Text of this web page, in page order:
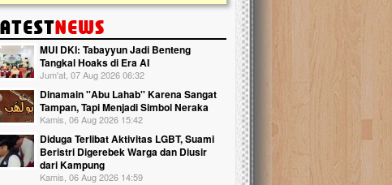
MUI DKI: Tabayyun Jadi Benteng
Tangkal Hoaks di Era AI
Jum'at, 07 Aug 2026 06:32
Dinamain ''Abu Lahab'' Karena Sangat
Tampan, Tapi Menjadi Simbol Neraka
Kamis, 06 Aug 2026 15:42
Diduga Terlibat Aktivitas LGBT, Suami
Beristri Digerebek Warga dan Diusir
dari Kampung
Kamis, 06 Aug 2026 14:59